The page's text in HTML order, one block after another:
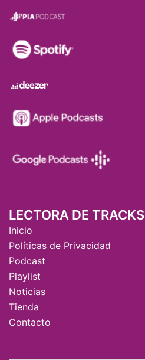
LECTORA DE TRACKS
Inicio
Políticas de Privacidad
Podcast
Playlist
Noticias
Tienda
Contacto